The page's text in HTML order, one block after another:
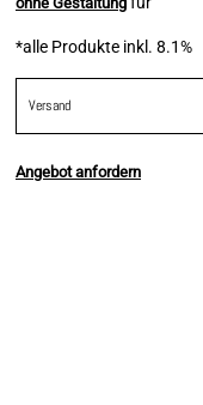
*alle Produkte inkl. 8.1%
Versand
Angebot anfordern